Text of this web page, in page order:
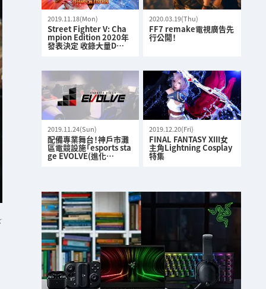
2019.11.18(Mon)
Street Fighter V: Cha
mpion Edition 2020年
發表決定 收錄大量D…
2020.03.19(Thu)
FF7 remake電視廣告先
行公開！
2019.11.24(Sun)
配備專業舞台！神戶市灘
區電競設施「esports sta
ge EVOLVE(進化…
2019.12.20(Fri)
FINAL FANTASY XIII女
主角Lightning Cosplay
特集